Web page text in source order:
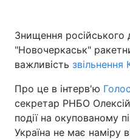
Знищення російського
"Новочеркаськ"
важливість звільнення
Про це в інтерв'ю
секретар РНБО
події на окупованому
Україна не має наміру